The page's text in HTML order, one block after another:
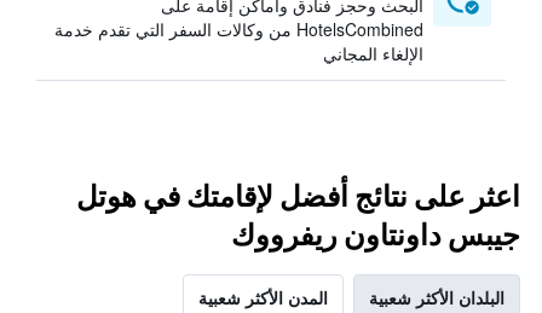
البحث وحجز فنادق وأماكن إقامة على
HotelsCombined من وكالات السفر التي تقدم خدمة
الإلغاء المجاني
اعثر على نتائج أفضل لإقامتك في هوتل
جيبس داونتاون ريفرووك
البلدان الأكثر شعبية المدن الأكثر شعبية